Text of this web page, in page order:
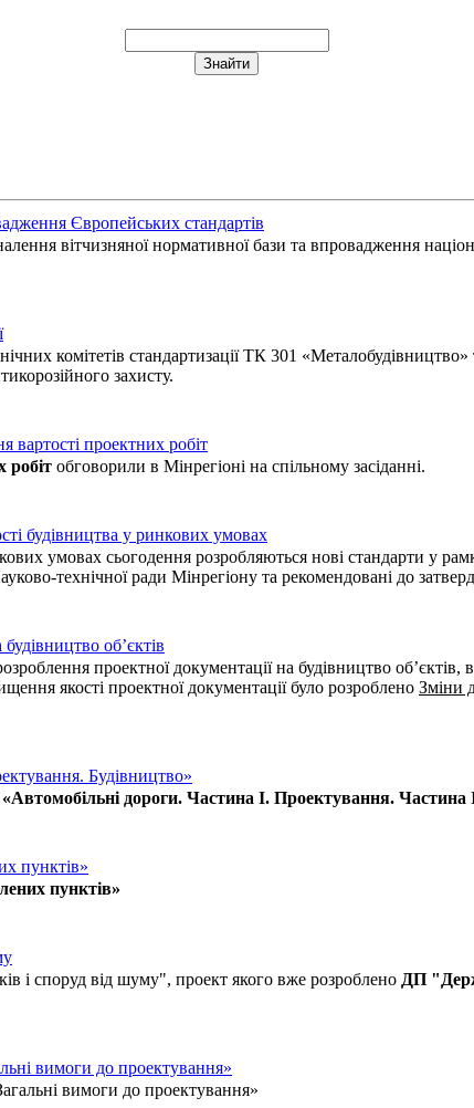
Європейських стандартів
вітчизняної нормативної бази та впровадження
комітетів стандартизації ТК 301
захисту.
вартості проектних робіт
робіт обговорили в Мінрегіоні на спільному засіданні.
будівництва у ринкових умовах
умовах сьогодення розробляються нові стандарти
технічної ради Мінрегіону та рекомендовані до
об’єктів
проектної документації на будівництво
якості проектної документації було розроблено Зміни
Будівництво»
дороги. Частина І. Проектування. Частина
пунктів»
пунктів»
і споруд від шуму", проект якого вже розроблено ДП
вимоги до проектування»
вимоги до проектування»